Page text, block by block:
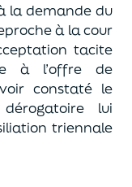
la demande du
à la cour
tacite
à l’offre de
constaté le
lui
triennale